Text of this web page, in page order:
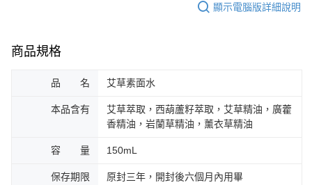
顯示電腦版詳細說明
商品規格
品 名 艾草素面水
本品含有
艾草萃取，西葫蘆籽萃取，艾草精油，廣藿
香精油，岩蘭草精油，薰衣草精油
容 量 150mL
保存期限 原封三年，開封後六個月內用畢